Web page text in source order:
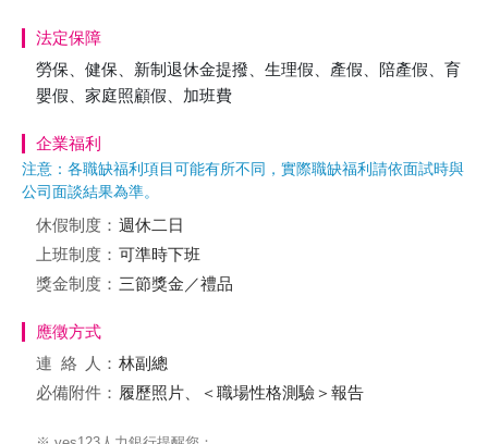
法定保障
勞保、健保、新制退休金提撥、生理假、產假、陪產假、育
嬰假、家庭照顧假、加班費
企業福利
注意：各職缺福利項目可能有所不同，實際職缺福利請依面試時與
公司面談結果為準。
休假制度： 週休二日
上班制度： 可準時下班
獎金制度： 三節獎金／禮品
應徵方式
連絡
人： 林副總
必備附件： 履歷照片、＜職場性格測驗＞報告